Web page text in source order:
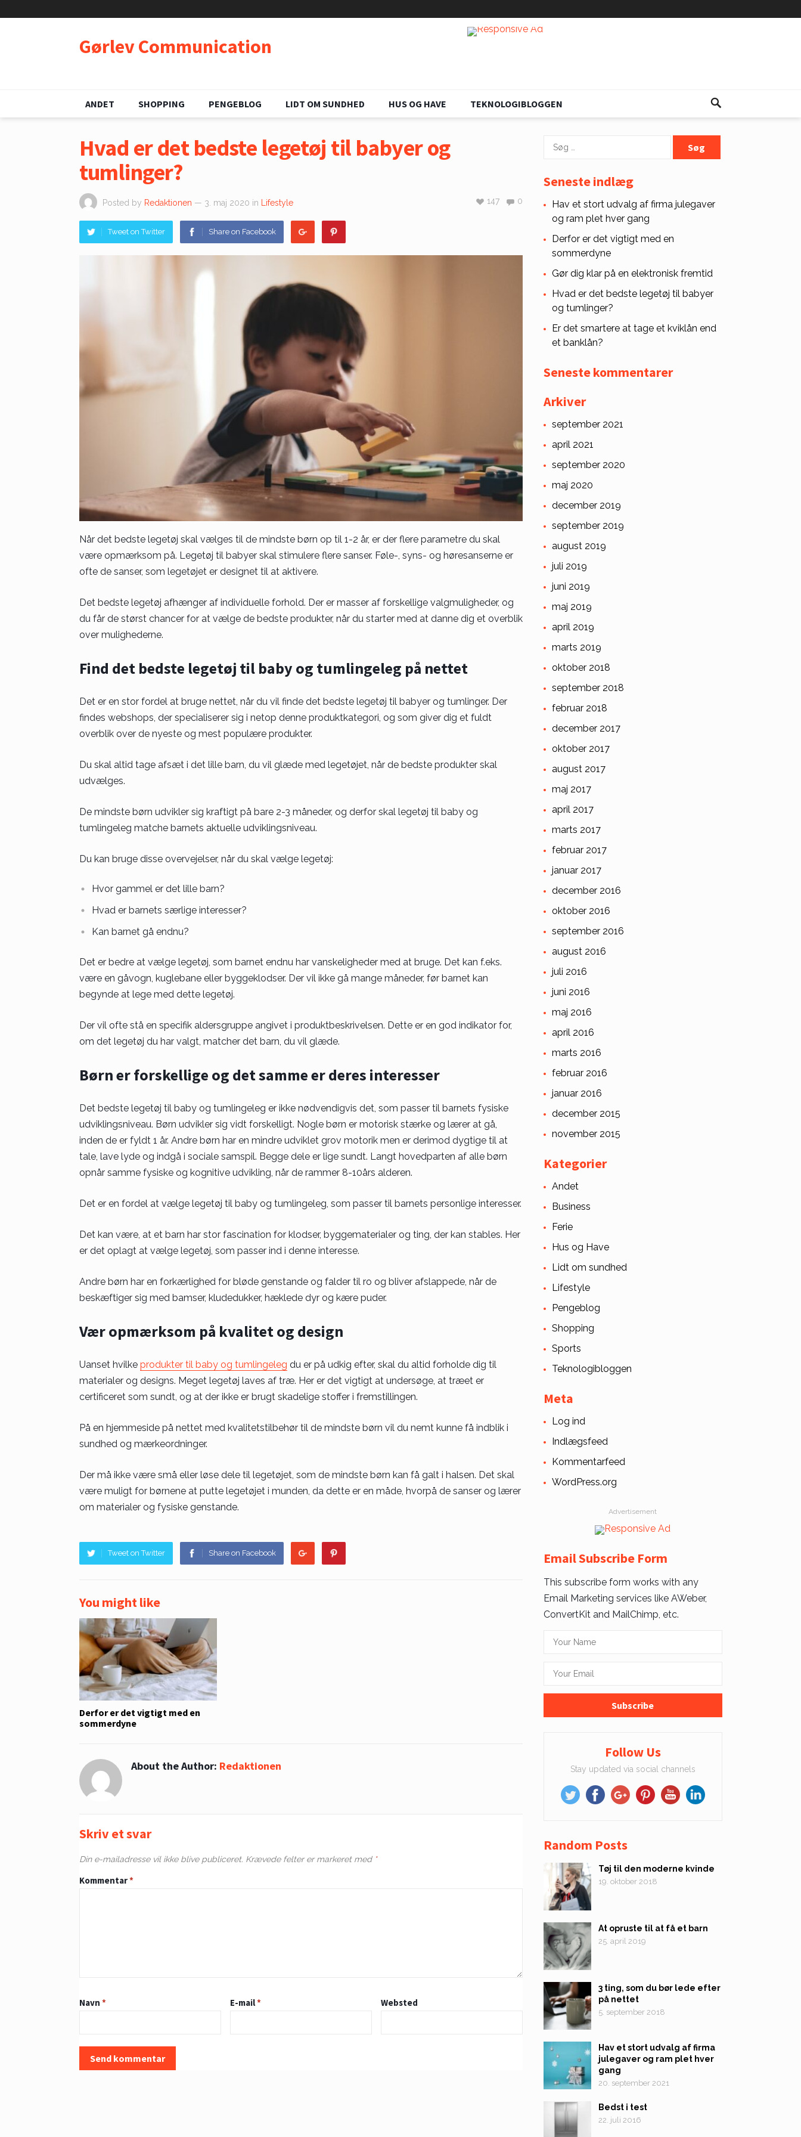
Gørlev Communication
ANDET SHOPPING PENGEBLOG LIDT OM SUNDHED HUS OG HAVE TEKNOLOGIBLOGGEN
Hvad er det bedste legetøj til babyer og
tumlinger?
Posted by Redaktionen — 3. maj 2020 in Lifestyle 0
147
Tweet on Twitter Share on Facebook
Når det bedste legetøj skal vælges til de mindste børn op til 1-2 år, er der flere parametre du skal
være opmærksom på. Legetøj til babyer skal stimulere flere sanser. Føle-, syns- og høresanserne er
ofte de sanser, som legetøjet er designet til at aktivere.
Det bedste legetøj afhænger af individuelle forhold. Der er masser af forskellige valgmuligheder, og
du får de størst chancer for at vælge de bedste produkter, når du starter med at danne dig et overblik
over mulighederne.
Find det bedste legetøj til baby og tumlingeleg på nettet
Det er en stor fordel at bruge nettet, når du vil finde det bedste legetøj til babyer og tumlinger. Der
findes webshops, der specialiserer sig i netop denne produktkategori, og som giver dig et fuldt
overblik over de nyeste og mest populære produkter.
Du skal altid tage afsæt i det lille barn, du vil glæde med legetøjet, når de bedste produkter skal
udvælges.
De mindste børn udvikler sig kraftigt på bare 2-3 måneder, og derfor skal legetøj til baby og
tumlingeleg matche barnets aktuelle udviklingsniveau.
Du kan bruge disse overvejelser, når du skal vælge legetøj:
Hvor gammel er det lille barn?
Hvad er barnets særlige interesser?
Kan barnet gå endnu?
Det er bedre at vælge legetøj, som barnet endnu har vanskeligheder med at bruge. Det kan f.eks.
være en gåvogn, kuglebane eller byggeklodser. Der vil ikke gå mange måneder, før barnet kan
begynde at lege med dette legetøj.
Der vil ofte stå en specifik aldersgruppe angivet i produktbeskrivelsen. Dette er en god indikator for,
om det legetøj du har valgt, matcher det barn, du vil glæde.
Børn er forskellige og det samme er deres interesser
Det bedste legetøj til baby og tumlingeleg er ikke nødvendigvis det, som passer til barnets fysiske
udviklingsniveau. Børn udvikler sig vidt forskelligt. Nogle børn er motorisk stærke og lærer at gå,
inden de er fyldt 1 år. Andre børn har en mindre udviklet grov motorik men er derimod dygtige til at
tale, lave lyde og indgå i sociale samspil. Begge dele er lige sundt. Langt hovedparten af alle børn
opnår samme fysiske og kognitive udvikling, når de rammer 8-10års alderen.
Det er en fordel at vælge legetøj til baby og tumlingeleg, som passer til barnets personlige interesser.
Det kan være, at et barn har stor fascination for klodser, byggematerialer og ting, der kan stables. Her
er det oplagt at vælge legetøj, som passer ind i denne interesse.
Andre børn har en forkærlighed for bløde genstande og falder til ro og bliver afslappede, når de
beskæftiger sig med bamser, kludedukker, hæklede dyr og kære puder.
Vær opmærksom på kvalitet og design
Uanset hvilke produkter til baby og tumlingeleg du er på udkig efter, skal du altid forholde dig til
materialer og designs. Meget legetøj laves af træ. Her er det vigtigt at undersøge, at træet er
certificeret som sundt, og at der ikke er brugt skadelige stoffer i fremstillingen.
På en hjemmeside på nettet med kvalitetstilbehør til de mindste børn vil du nemt kunne få indblik i
sundhed og mærkeordninger.
Der må ikke være små eller løse dele til legetøjet, som de mindste børn kan få galt i halsen. Det skal
være muligt for børnene at putte legetøjet i munden, da dette er en måde, hvorpå de sanser og lærer
om materialer og fysiske genstande.
Tweet on Twitter Share on Facebook
You might like
Derfor er det vigtigt med en
sommerdyne
About the Author: Redaktionen
Skriv et svar
Din e-mailadresse vil ikke blive publiceret. Krævede felter er markeret med *
Kommentar*
Navn * E-mail* Websted
Søg
Seneste indlæg
Hav et stort udvalg af firma julegaver
og ram plet hver gang
Derfor er det vigtigt med en
sommerdyne
Gør dig klar på en elektronisk fremtid
Hvad er det bedste legetøj til babyer
og tumlinger?
Er det smartere at tage et kviklån end
et banklån?
Seneste kommentarer
Arkiver
september 2021
april 2021
september 2020
maj 2020
december 2019
september 2019
august 2019
juli 2019
juni 2019
maj 2019
april 2019
marts 2019
oktober 2018
september 2018
februar 2018
december 2017
oktober 2017
august 2017
maj 2017
april 2017
marts 2017
februar 2017
januar 2017
december 2016
oktober 2016
september 2016
august 2016
juli 2016
juni 2016
maj 2016
april 2016
marts 2016
februar 2016
januar 2016
december 2015
november 2015
Kategorier
Andet
Business
Ferie
Hus og Have
Lidt om sundhed
Lifestyle
Pengeblog
Shopping
Sports
Teknologibloggen
Meta
Log ind
Indlægsfeed
Kommentarfeed
WordPress.org
Advertisement
Email Subscribe Form
This subscribe form works with any
Email Marketing services like AWeber,
ConvertKit and MailChimp, etc.
Follow Us
Stay updated via social channels
Random Posts
Tøj til den moderne kvinde
19. oktober 2018
At opruste til at få et barn
25. april 2019
3 ting, som du bør lede efter
på nettet
5. september 2018
Hav et stort udvalg af firma
julegaver og ram plet hver
gang
20. september 2021
Bedst i test
22. juli 2016